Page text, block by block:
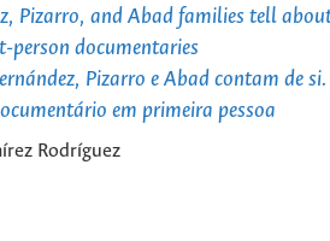
Pizarro, and Abad families tell
person documentaries
Pizarro e Abad contam de
em primeira pessoa
Rodríguez